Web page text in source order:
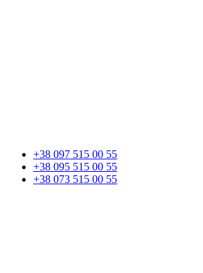
+38 097 515 00 55
+38 095 515 00 55
+38 073 515 00 55